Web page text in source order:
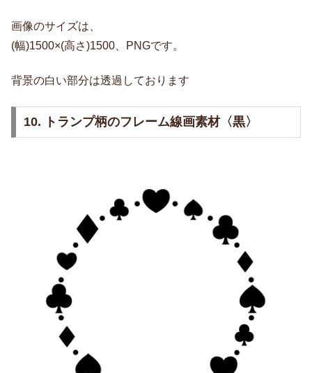
画像のサイズは、
(幅)1500×(高さ)1500、PNGです。
背景の白い部分は透過しております
10. トランプ柄のフレーム線画素材〈黒〉